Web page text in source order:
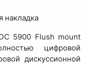
накладка
5900 Flush mount
цифровой
дискуссионной